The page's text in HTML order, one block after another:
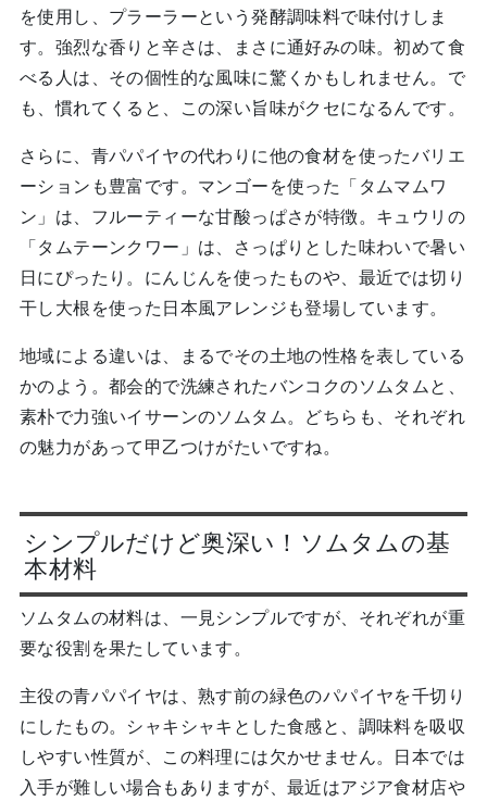
を使用し、プラーラーという発酵調味料で味付けしま
す。強烈な香りと辛さは、まさに通好みの味。初めて食
べる人は、その個性的な風味に驚くかもしれません。で
も、慣れてくると、この深い旨味がクセになるんです。
さらに、青パパイヤの代わりに他の食材を使ったバリエ
ーションも豊富です。マンゴーを使った「タムマムワ
ン」は、フルーティーな甘酸っぱさが特徴。キュウリの
「タムテーンクワー」は、さっぱりとした味わいで暑い
日にぴったり。にんじんを使ったものや、最近では切り
干し大根を使った日本風アレンジも登場しています。
地域による違いは、まるでその土地の性格を表している
かのよう。都会的で洗練されたバンコクのソムタムと、
素朴で力強いイサーンのソムタム。どちらも、それぞれ
の魅力があって甲乙つけがたいですね。
シンプルだけど奥深い！ソムタムの基
本材料
ソムタムの材料は、一見シンプルですが、それぞれが重
要な役割を果たしています。
主役の青パパイヤは、熟す前の緑色のパパイヤを千切り
にしたもの。シャキシャキとした食感と、調味料を吸収
しやすい性質が、この料理には欠かせません。日本では
入手が難しい場合もありますが、最近はアジア食材店や